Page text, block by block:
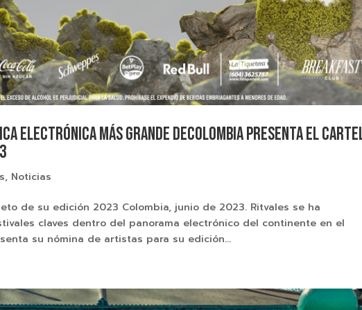
electrónica más grande deColombia presenta el
, Noticias
de su edición 2023 Colombia, junio de 2023. Ritvales se ha
claves dentro del panorama electrónico del continente en el
su nómina de artistas para su edición...